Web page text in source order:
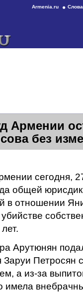
Armenia.ru
Армении
без
сегодня,
общей
в отношении
Арутюнян
Заруи Петросян
а из-за
имела